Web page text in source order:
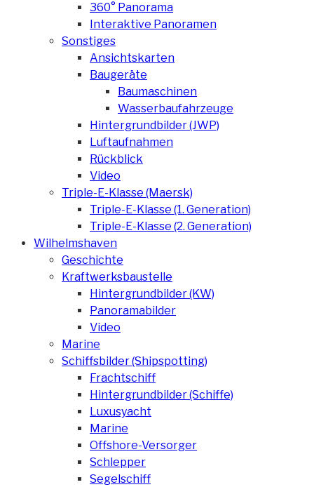
360° Panorama
Interaktive Panoramen
Sonstiges
Ansichtskarten
Baugeräte
Baumaschinen
Wasserbaufahrzeuge
Hintergrundbilder (JWP)
Luftaufnahmen
Rückblick
Video
Triple-E-Klasse (Maersk)
Triple-E-Klasse (1. Generation)
Triple-E-Klasse (2. Generation)
Wilhelmshaven
Geschichte
Kraftwerksbaustelle
Hintergrundbilder (KW)
Panoramabilder
Video
Marine
Schiffsbilder (Shipspotting)
Frachtschiff
Hintergrundbilder (Schiffe)
Luxusyacht
Marine
Offshore-Versorger
Schlepper
Segelschiff